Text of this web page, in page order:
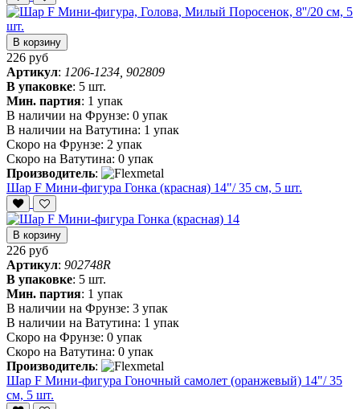
В корзину
226 руб
Артикул: 1206-1234, 902809
В упаковке: 5 шт.
Мин. партия: 1 упак
В наличии на Фрунзе: 0 упак
В наличии на Ватутина: 1 упак
Скоро на Фрунзе: 2 упак
Скоро на Ватутина: 0 упак
Производитель:
Шар F Мини-фигура Гонка (красная) 14"/ 35 см, 5 шт.
В корзину
226 руб
Артикул: 902748R
В упаковке: 5 шт.
Мин. партия: 1 упак
В наличии на Фрунзе: 3 упак
В наличии на Ватутина: 1 упак
Скоро на Фрунзе: 0 упак
Скоро на Ватутина: 0 упак
Производитель:
Шар F Мини-фигура Гоночный самолет (оранжевый) 14"/ 35
см, 5 шт.